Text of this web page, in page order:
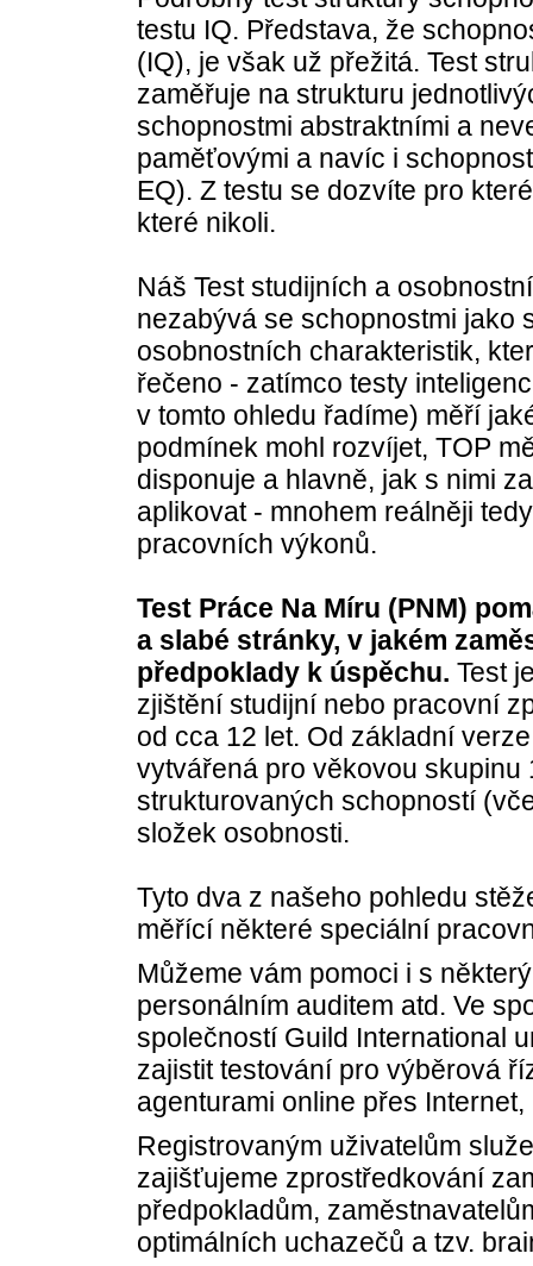
testu IQ. Představa, že
(IQ), je však už přežitá. Test
zaměřuje na strukturu
schopnostmi abstraktními a
paměťovými a navíc i
EQ). Z testu se dozvíte pro
které nikoli.
Náš Test studijních a
nezabývá se schopnostmi jako
osobnostních charakteristik,
řečeno - zatímco testy
v tomto ohledu řadíme) měří
podmínek mohl rozvíjet, TOP
disponuje a hlavně, jak s nimi
aplikovat - mnohem reálněji
pracovních výkonů.
Test Práce Na Míru (PNM)
a slabé stránky, v jakém
předpoklady k úspěchu. Test
zjištění studijní nebo pracovní
od cca 12 let. Od základní
vytvářená pro věkovou skupinu
strukturovaných schopností
složek osobnosti.
Tyto dva z našeho pohledu
měřící některé speciální
Můžeme vám pomoci i s
personálním auditem atd. Ve
společností Guild International
zajistit testování pro výběrová
agenturami online přes
Registrovaným uživatelům
zajišťujeme zprostředkování
předpokladům,
optimálních uchazečů a tzv.